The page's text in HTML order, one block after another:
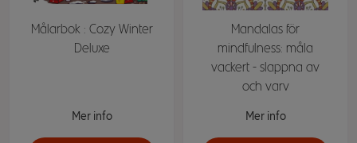
Målarbok : Cozy Winter
Deluxe
Mer info
Mandalas för
mindfulness: måla
vackert - slappna av
och varv
Mer info